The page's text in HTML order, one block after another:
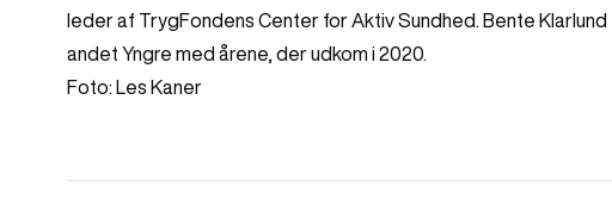
leder af TrygFondens Center for Aktiv Sundhed. Bente
andet Yngre med årene, der udkom i 2020.
Foto: Les Kaner